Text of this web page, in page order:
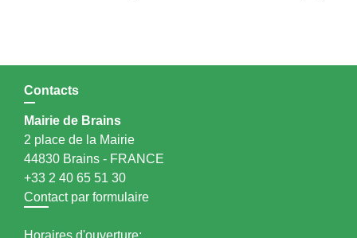
Contacts
Mairie de Brains
2 place de la Mairie
44830 Brains - FRANCE
+33 2 40 65 51 30
Contact par formulaire
Horaires d'ouverture: